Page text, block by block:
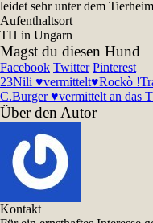
leidet sehr unter dem
Aufenthaltsort
TH in Ungarn
Magst du diesen Hund
Facebook Twitter Pinterest
23Nili ♥vermittelt♥Rockò
C.Burger ♥vermittelt an das
Über den Autor
Kontakt